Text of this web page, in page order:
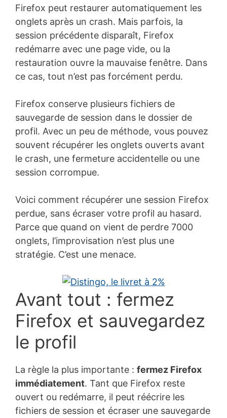
Firefox peut restaurer automatiquement les
onglets après un crash. Mais parfois, la
session précédente disparaît, Firefox
redémarre avec une page vide, ou la
restauration ouvre la mauvaise fenêtre. Dans
ce cas, tout n’est pas forcément perdu.
Firefox conserve plusieurs fichiers de
sauvegarde de session dans le dossier de
profil. Avec un peu de méthode, vous pouvez
souvent récupérer les onglets ouverts avant
le crash, une fermeture accidentelle ou une
session corrompue.
Voici comment récupérer une session Firefox
perdue, sans écraser votre profil au hasard.
Parce que quand on vient de perdre 7000
onglets, l’improvisation n’est plus une
stratégie. C’est une menace.
Avant tout : fermez
Firefox et sauvegardez
le profil
La règle la plus importante : fermez Firefox
immédiatement. Tant que Firefox reste
ouvert ou redémarre, il peut réécrire les
fichiers de session et écraser une sauvegarde